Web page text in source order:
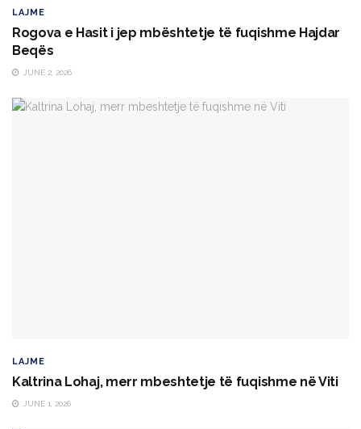
LAJME
Rogova e Hasit i jep mbështetje të fuqishme Hajdar
Beqës
JUNE 2, 2026
LAJME
Kaltrina Lohaj, merr mbeshtetje të fuqishme në Viti
JUNE 1, 2026